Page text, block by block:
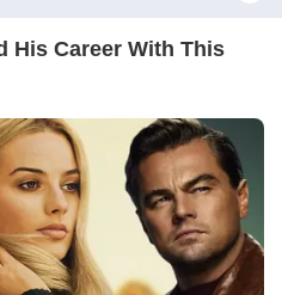
His Career With This